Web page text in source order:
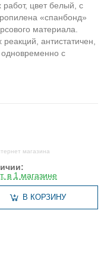
цвет белый, с
«cпанбонд»
материала.
антистатичен,
с
магазина
в 1 магазине
В КОРЗИНУ